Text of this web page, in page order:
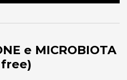
e MICROBIOTA